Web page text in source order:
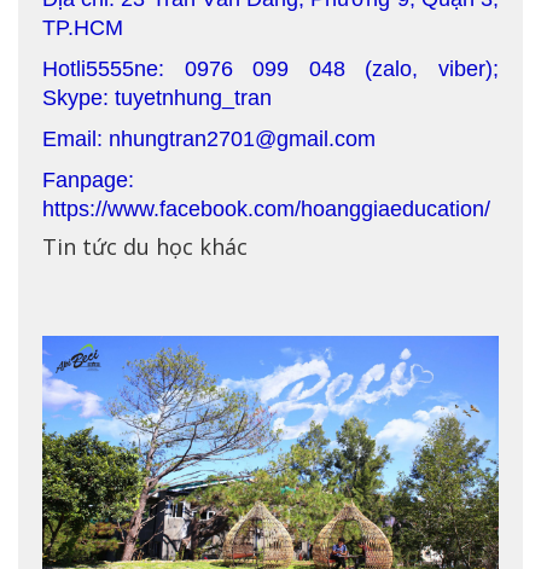
TP.HCM
Hotli5555ne: 0976 099 048 (zalo, viber);
Skype: tuyetnhung_tran
Email: nhungtran2701@gmail.com
Fanpage:
https://www.facebook.com/hoanggiaeducation/
Tin tức du học khác